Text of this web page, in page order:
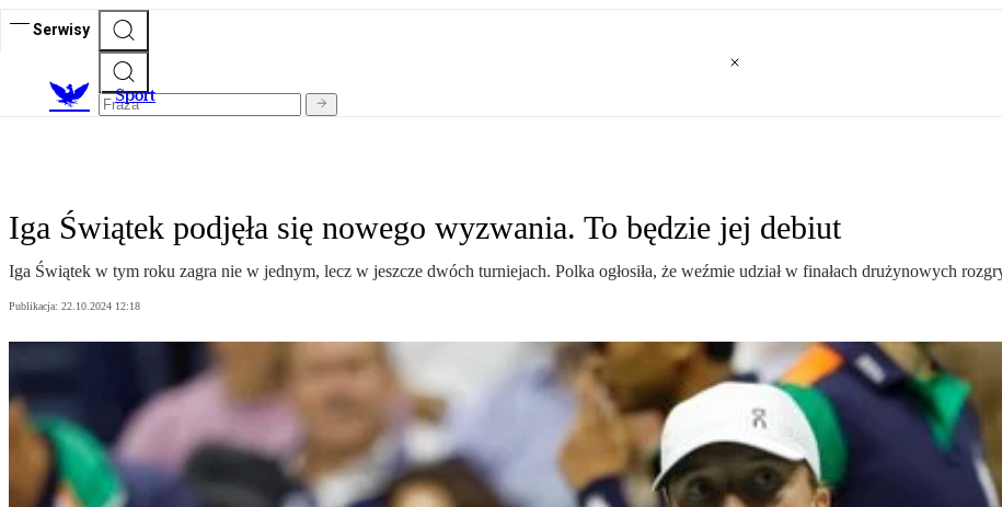
Serwisy
Sport
Iga Świątek podjęła się nowego wyzwania. To będzie jej debiut
Iga Świątek w tym roku zagra nie w jednym, lecz w jeszcze dwóch turniejach. Polka ogłosiła, że weźmie udział w finałach drużynowych
Publikacja: 22.10.2024 12:18